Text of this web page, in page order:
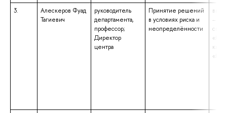
3.
Алескеров Фуад
Тагиевич
руководитель
департамента,
профессор;
Директор
центра
Принятие решений
в условиях риска и
неопределённости
–